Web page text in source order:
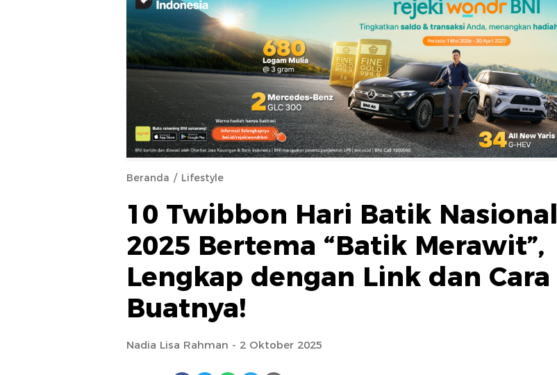
Beranda Lifestyle
10 Twibbon Hari Batik Nasional
2025 Bertema “Batik Merawit”,
Lengkap dengan Link dan Cara
Buatnya!
Nadia Lisa Rahman - 2 Oktober 2025